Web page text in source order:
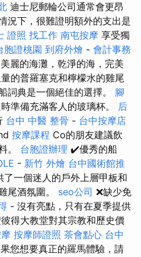
迪士尼郵輪公司通常會更昂
況下，很難證明額外的支出是
證照 找工作 南屯按摩 享受獨
胞證桃園 到府外燴 - 會計事務
美麗的海灘，乾淨的海，完美
的普羅塞克和檸檬水的雞尾
詞典是一個絕佳的選擇。 腳
準備充滿客人的玻璃杯。 后
台中 中醫 整骨 - 台中按摩店
按摩課程 Co的朋友建議飲
。 台胞證辦理 ✔️優秀的船
- 新竹 外燴 台中國術館推
了一個迷人的戶外上層甲板和
尾酒氛圍。 seo公司 ❌缺少免
- 沒有亮點，只有在夏季提供
得大教堂對其宗教和歷史價
按摩師證照 茶會點心 台中
您想要真正的羅馬體驗，請